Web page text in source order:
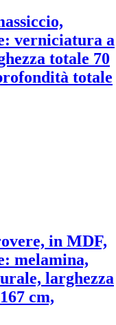
verniciatura a
totale 70
totale
in MDF,
melamina,
larghezza
cm,